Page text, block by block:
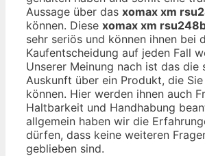
Aussage über das xomax xm
können. Diese xomax xm
sehr seriös und können ihnen bei
Kaufentscheidung auf jeden Fall
Unserer Meinung nach ist das die
Auskunft über ein Produkt, die
können. Hier werden ihnen auch
Haltbarkeit und Handhabung
allgemein haben wir die
dürfen, dass keine weiteren
geblieben sind.